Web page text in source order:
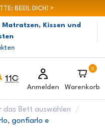
BEEIL DICH! >
Matratzen, Kissen und
Anmelden
0
Warenkorb
das Bett auswählen
gonfiarlo e